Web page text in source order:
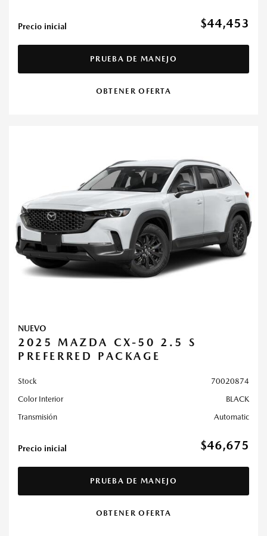
Precio inicial $44,453
PRUEBA DE MANEJO
OBTENER OFERTA
NUEVO
2025 MAZDA CX-50 2.5 S
PREFERRED PACKAGE
Stock
70020874
Color Interior
BLACK
Transmisión
Automatic
Precio inicial $46,675
PRUEBA DE MANEJO
OBTENER OFERTA